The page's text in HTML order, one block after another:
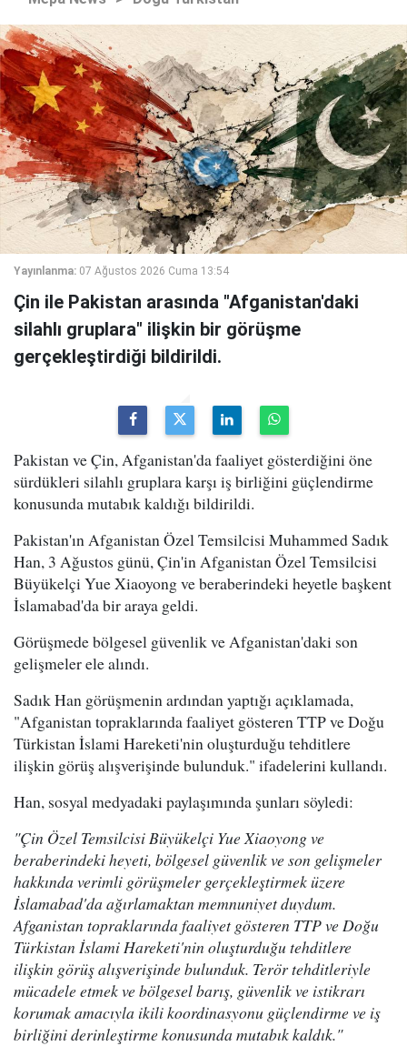
Yayınlanma: 07 Ağustos 2026 Cuma 13:54
Çin ile Pakistan arasında "Afganistan'daki
silahlı gruplara" ilişkin bir görüşme
gerçekleştirdiği bildirildi.
Pakistan ve Çin, Afganistan'da faaliyet gösterdiğini öne
sürdükleri silahlı gruplara karşı iş birliğini güçlendirme
konusunda mutabık kaldığı bildirildi.
Pakistan'ın Afganistan Özel Temsilcisi Muhammed Sadık
Han, 3 Ağustos günü, Çin'in Afganistan Özel Temsilcisi
Büyükelçi Yue Xiaoyong ve beraberindeki heyetle başkent
İslamabad'da bir araya geldi.
Görüşmede bölgesel güvenlik ve Afganistan'daki son
gelişmeler ele alındı.
Sadık Han görüşmenin ardından yaptığı açıklamada,
"Afganistan topraklarında faaliyet gösteren TTP ve Doğu
Türkistan İslami Hareketi'nin oluşturduğu tehditlere
ilişkin görüş alışverişinde bulunduk." ifadelerini kullandı.
Han, sosyal medyadaki paylaşımında şunları söyledi:
"Çin Özel Temsilcisi Büyükelçi Yue Xiaoyong ve
beraberindeki heyeti, bölgesel güvenlik ve son gelişmeler
hakkında verimli görüşmeler gerçekleştirmek üzere
İslamabad'da ağırlamaktan memnuniyet duydum.
Afganistan topraklarında faaliyet gösteren TTP ve Doğu
Türkistan İslami Hareketi'nin oluşturduğu tehditlere
ilişkin görüş alışverişinde bulunduk. Terör tehditleriyle
mücadele etmek ve bölgesel barış, güvenlik ve istikrarı
korumak amacıyla ikili koordinasyonu güçlendirme ve iş
birliğini derinleştirme konusunda mutabık kaldık."